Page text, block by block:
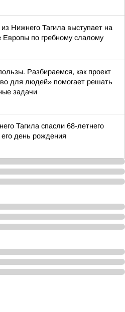
Нижнего Тагила выступает на
Европы по гребному слалому
Разбираемся, как проект
для людей» помогает решать
задачи
Тагила спасли 68-летнего
его день рождения